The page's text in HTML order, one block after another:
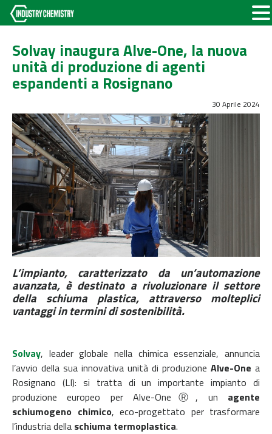
Solvay inaugura Alve-One, la nuova
unità di produzione di agenti
espandenti a Rosignano
30 Aprile 2024
L’impianto, caratterizzato da un’automazione
avanzata, è destinato a rivoluzionare il settore
della schiuma plastica, attraverso molteplici
vantaggi in termini di sostenibilità.
Solvay, leader globale nella chimica essenziale, annuncia
l’avvio della sua innovativa unità di produzione Alve-One a
Rosignano (LI): si tratta di un importante impianto di
produzione europeo per Alve-OneⓇ, un agente
schiumogeno chimico, eco-progettato per trasformare
l’industria della schiuma termoplastica.